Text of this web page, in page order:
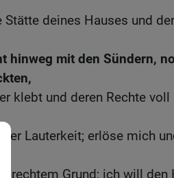
Stätte deines Hauses und
hinweg mit den Sündern,
klebt und deren Rechte voll
Lauterkeit; erlöse mich
rechtem Grund; ich will den